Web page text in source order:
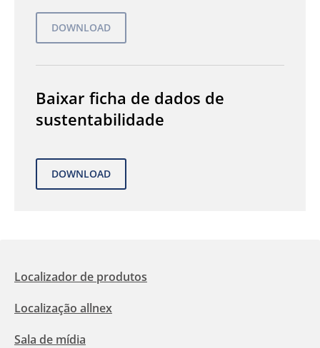
Baixar ficha de dados de
sustentabilidade
Localizador de produtos
Localização allnex
Sala de mídia